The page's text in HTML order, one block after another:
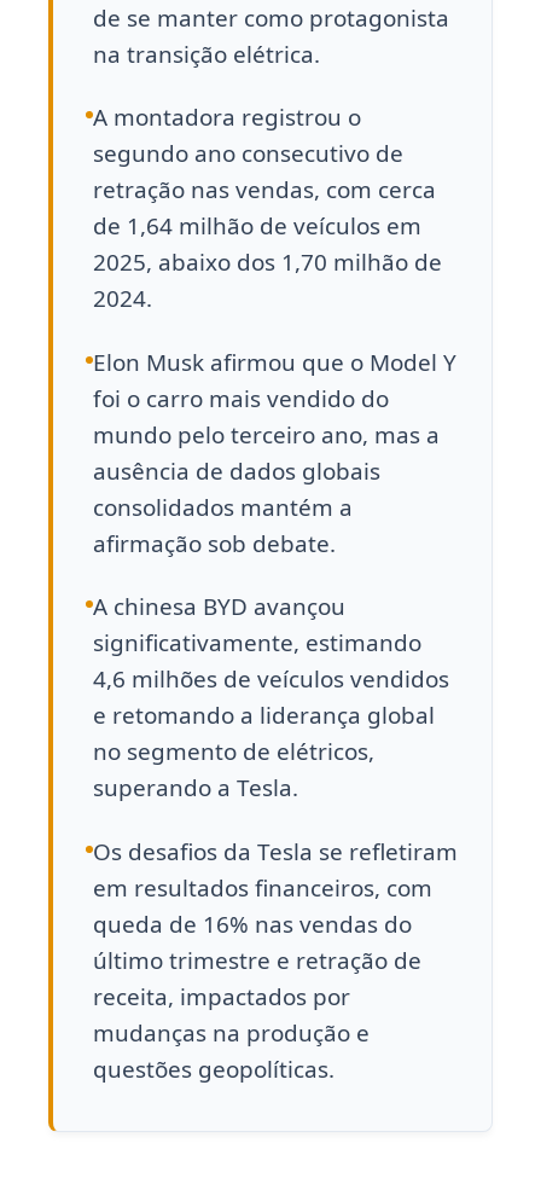
de se manter como protagonista
na transição elétrica.
A montadora registrou o
segundo ano consecutivo de
retração nas vendas, com cerca
de 1,64 milhão de veículos em
2025, abaixo dos 1,70 milhão de
2024.
Elon Musk afirmou que o Model Y
foi o carro mais vendido do
mundo pelo terceiro ano, mas a
ausência de dados globais
consolidados mantém a
afirmação sob debate.
A chinesa BYD avançou
significativamente, estimando
4,6 milhões de veículos vendidos
e retomando a liderança global
no segmento de elétricos,
superando a Tesla.
Os desafios da Tesla se refletiram
em resultados financeiros, com
queda de 16% nas vendas do
último trimestre e retração de
receita, impactados por
mudanças na produção e
questões geopolíticas.